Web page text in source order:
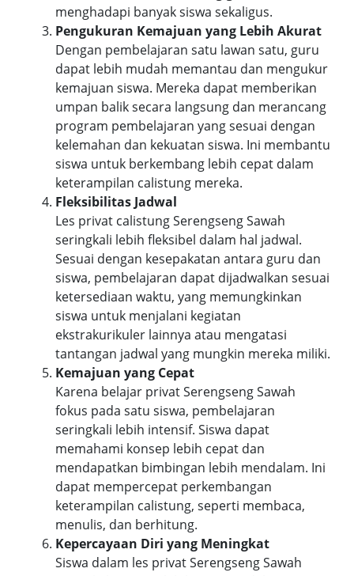
menghadapi banyak siswa sekaligus.
Pengukuran Kemajuan yang Lebih Akurat
Dengan pembelajaran satu lawan satu, guru
dapat lebih mudah memantau dan mengukur
kemajuan siswa. Mereka dapat memberikan
umpan balik secara langsung dan merancang
program pembelajaran yang sesuai dengan
kelemahan dan kekuatan siswa. Ini membantu
siswa untuk berkembang lebih cepat dalam
keterampilan calistung mereka.
Fleksibilitas Jadwal
Les privat calistung Serengseng Sawah
seringkali lebih fleksibel dalam hal jadwal.
Sesuai dengan kesepakatan antara guru dan
siswa, pembelajaran dapat dijadwalkan sesuai
ketersediaan waktu, yang memungkinkan
siswa untuk menjalani kegiatan
ekstrakurikuler lainnya atau mengatasi
tantangan jadwal yang mungkin mereka miliki.
Kemajuan yang Cepat
Karena belajar privat Serengseng Sawah
fokus pada satu siswa, pembelajaran
seringkali lebih intensif. Siswa dapat
memahami konsep lebih cepat dan
mendapatkan bimbingan lebih mendalam. Ini
dapat mempercepat perkembangan
keterampilan calistung, seperti membaca,
menulis, dan berhitung.
Kepercayaan Diri yang Meningkat
Siswa dalam les privat Serengseng Sawah